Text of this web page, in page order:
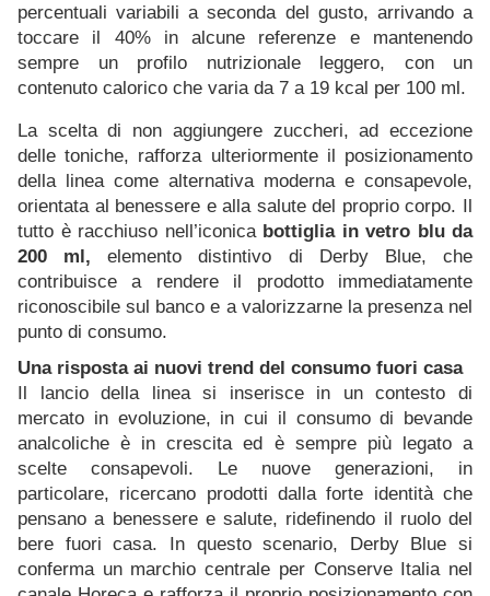
percentuali variabili a seconda del gusto, arrivando a
toccare il 40% in alcune referenze e mantenendo
sempre un profilo nutrizionale leggero, con un
contenuto calorico che varia da 7 a 19 kcal per 100 ml.
La scelta di non aggiungere zuccheri, ad eccezione
delle toniche, rafforza ulteriormente il posizionamento
della linea come alternativa moderna e consapevole,
orientata al benessere e alla salute del proprio corpo. Il
tutto è racchiuso nell’iconica bottiglia in vetro blu da
200 ml,elemento distintivo di Derby Blue, che
contribuisce a rendere il prodotto immediatamente
riconoscibile sul banco e a valorizzarne la presenza nel
punto di consumo.
Una risposta ai nuovi trend del consumo fuori casa
Il lancio della linea si inserisce in un contesto di
mercato in evoluzione, in cui il consumo di bevande
analcoliche è in crescita ed è sempre più legato a
scelte consapevoli. Le nuove generazioni, in
particolare, ricercano prodotti dalla forte identità che
pensano a benessere e salute, ridefinendo il ruolo del
bere fuori casa. In questo scenario, Derby Blue si
conferma un marchio centrale per Conserve Italia nel